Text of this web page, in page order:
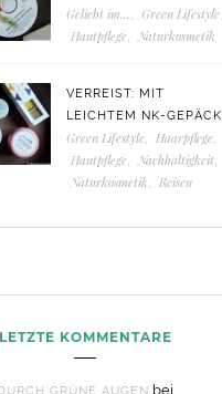
Geliebt im... Green Lifestyle,
Hautpflege, Naturkosmetik
VERREIST: MIT
LEICHTEM NK-GEPÄCK
Green Lifestyle, Haarpflege,
Hautpflege, Nachhaltigkeit
Naturkosmetik
Reisen
LETZTE KOMMENTARE
GRÜNE AUGEN bei